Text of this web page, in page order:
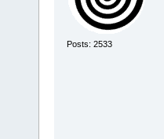
Posts: 2533